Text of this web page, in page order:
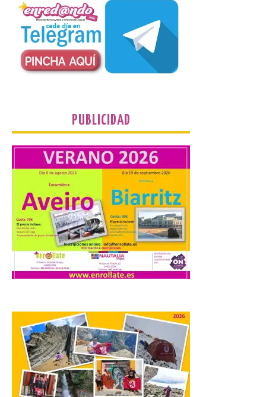
Un Bien de Interés
Cultural abandonado
desde 1949. Los
procuradores leonesistas
plantean que la Junta
contacte cuanto antes con los
Unión del Pueblo […]
La Universidad de León
distribuye folletos con la
programación del evento
del eclipse solar que
organiza con la ESA y el
Ayuntamiento
7 Ago 2026
Los materiales ya pueden
León e incluyen, además
del programa del evento, una guía
práctica con recomendaciones
elaboradas por especialistas para
observar el eclipse con seguridad León, 7
de agosto de 2026. La programación […]
PUBLICIDAD